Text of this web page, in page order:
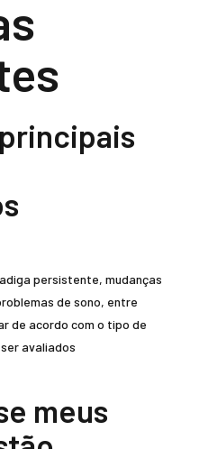
persistente, mudanças
de sono, entre
de acordo com o tipo de
avaliados
meus